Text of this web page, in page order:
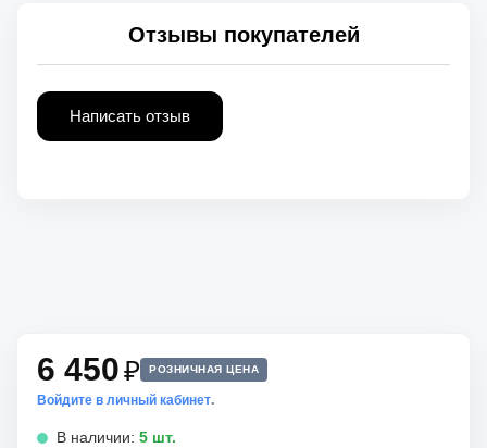
Отзывы покупателей
Написать отзыв
6 450₽ РОЗНИЧНАЯ ЦЕНА
Войдите в личный кабинет.
В наличии: 5 шт.